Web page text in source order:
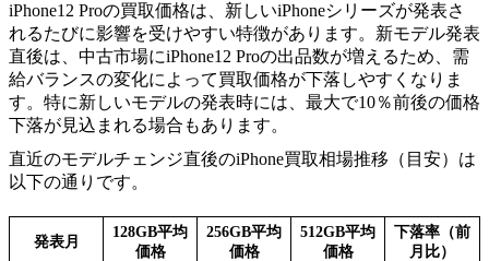
iPhone12 Proの買取価格は、新しいiPhoneシリーズが発表さ
れるたびに影響を受けやすい特徴があります。新モデル発表
直後は、中古市場にiPhone12 Proの出品数が増えるため、需
給バランスの変化によって買取価格が下落しやすくなりま
す。特に新しいモデルの発表時には、最大で10％前後の価格
下落が見込まれる場合もあります。
直近のモデルチェンジ直後のiPhone買取相場推移（目安）は
以下の通りです。
発表月
128GB平均
価格
256GB平均
価格
512GB平均
価格
下落率（前
月比）